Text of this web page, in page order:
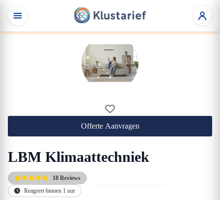
Offerte Aanvragen
LBM Klimaattechniek
18 Reviews
Reageert binnen 1 uur